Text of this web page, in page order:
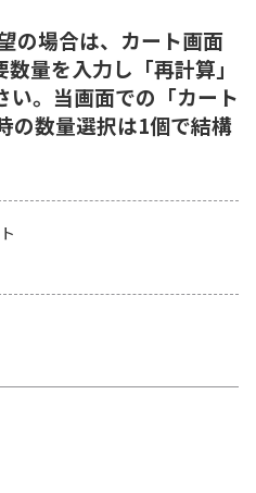
の場合は、カート画面
量を入力し「再計算」
い。当画面での「カート
の数量選択は1個で結構